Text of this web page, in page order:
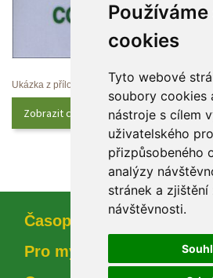
cookie
Tyto webové
oubory cookies
nástroje s cílem
uživatelského
přizpůsobeného
analýzy
tránek a zjištění
návštěvnosti.
Ukázka z přílohy
Zobrazit celý obsah
Časopi
Pro myslivce